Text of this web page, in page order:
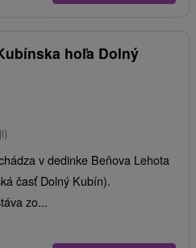
hoľa Dolný
v dedinke Beňova Lehota
časť Dolný Kubín).
zo...